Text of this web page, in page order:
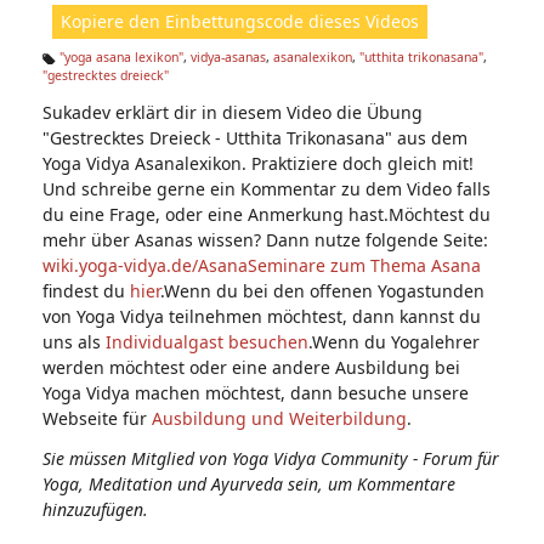
n:
Kopiere den Einbettungscode dieses Videos
Ta
s:
"yoga asana lexikon", vidya-asanas, asanalexikon, "utthita trikonasana",
"gestrecktes dreieck"
Sukadev erklärt dir in diesem Video die Übung
"Gestrecktes Dreieck - Utthita Trikonasana" aus dem
Yoga Vidya Asanalexikon. Praktiziere doch gleich mit!
Und schreibe gerne ein Kommentar zu dem Video falls
du eine Frage, oder eine Anmerkung hast.Möchtest du
mehr über Asanas wissen? Dann nutze folgende Seite:
wiki.yoga-vidya.de/AsanaSeminare zum Thema Asana
findest du hier.Wenn du bei den offenen Yogastunden
von Yoga Vidya teilnehmen möchtest, dann kannst du
uns als Individualgast besuchen.Wenn du Yogalehrer
werden möchtest oder eine andere Ausbildung bei
Yoga Vidya machen möchtest, dann besuche unsere
Webseite für Ausbildung und Weiterbildung.
Sie müssen Mitglied von Yoga Vidya Community - Forum für
Yoga, Meditation und Ayurveda sein, um Kommentare
hinzuzufügen.